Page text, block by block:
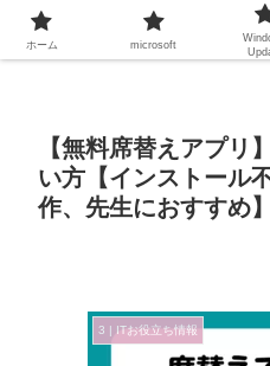
【無料席替えアプリ
い方【インストール
作、先生におすすめ】
3 | ITお役立ち情報
ホーム microsoft